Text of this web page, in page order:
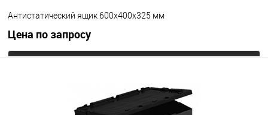
Антистатический ящик 600х400х325 мм
Цена по запросу
Под заказ